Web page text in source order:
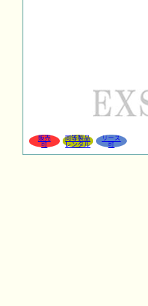
販売
可
同等製品
レンタル
リース
可